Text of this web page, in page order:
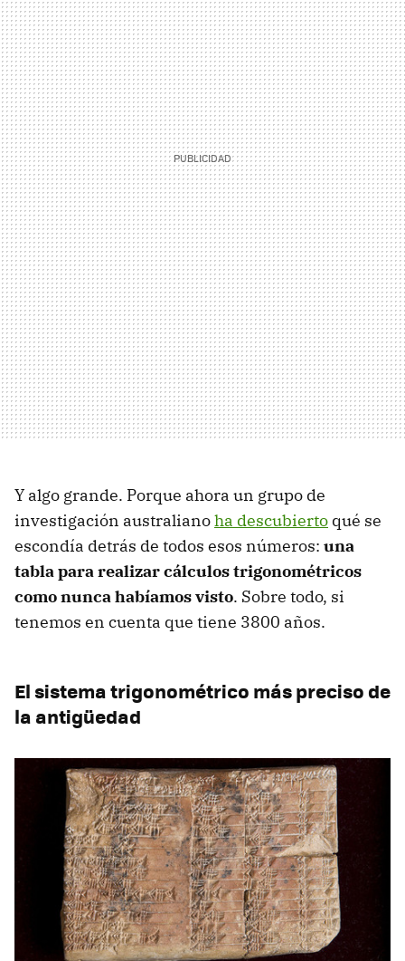
Y algo grande. Porque ahora un grupo de
investigación australianoha descubierto qué se
escondía detrás de todos esos números: una
tabla para realizar cálculos trigonométricos
como nunca habíamos visto. Sobre todo, si
tenemos en cuenta que tiene 3800 años.
El sistema trigonométrico más preciso de
la antigüedad